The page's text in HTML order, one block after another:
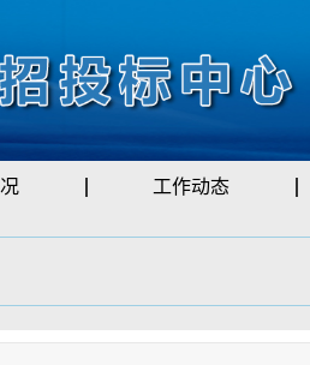
工作动态